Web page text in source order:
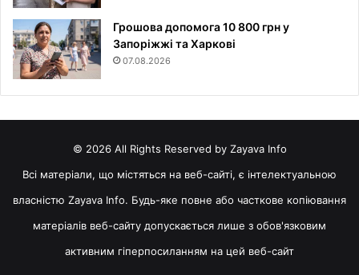
Грошова допомога 10 800 грн у
Запоріжжі та Харкові
07.08.2026
© 2026 All Rights Reserved by Zayava Info
Всі матеріали, що містяться на веб-сайті, є інтелектуальною
власністю Zayava Info. Будь-яке повне або часткове копіювання
матеріалів веб-сайту допускається лише з обов'язковим
активним гіперпосиланням на цей веб-сайт